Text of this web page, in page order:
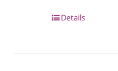
Details